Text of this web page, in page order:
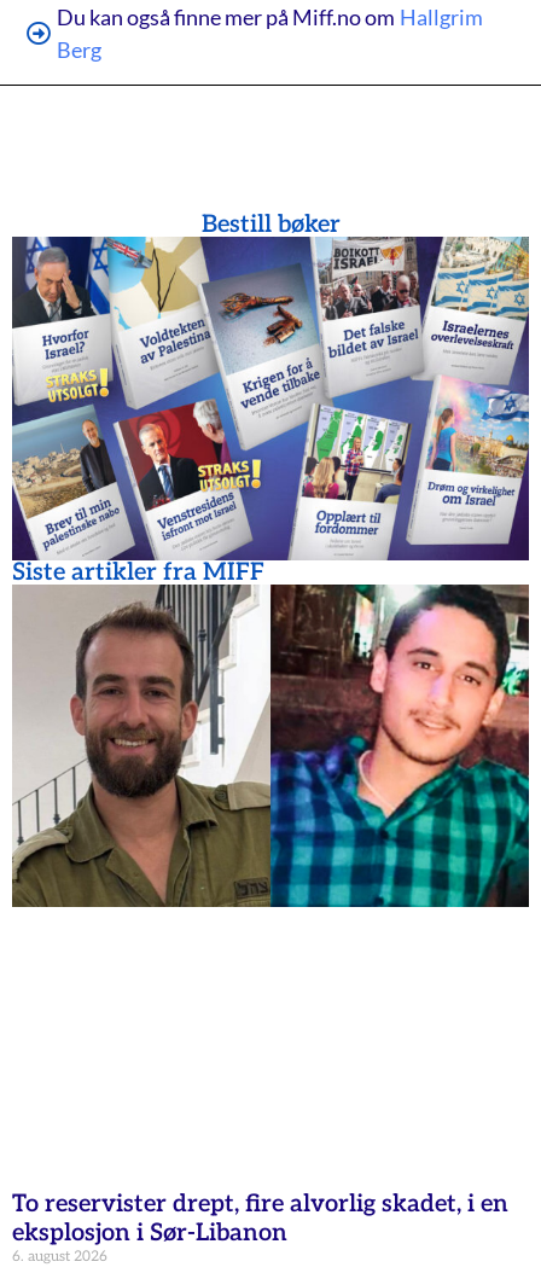
Du kan også finne mer på Miff.no om Hallgrim
Berg
Bestill bøker
Siste artikler fra MIFF
To reservister drept, fire alvorlig skadet, i en
eksplosjon i Sør-Libanon
6. august 2026